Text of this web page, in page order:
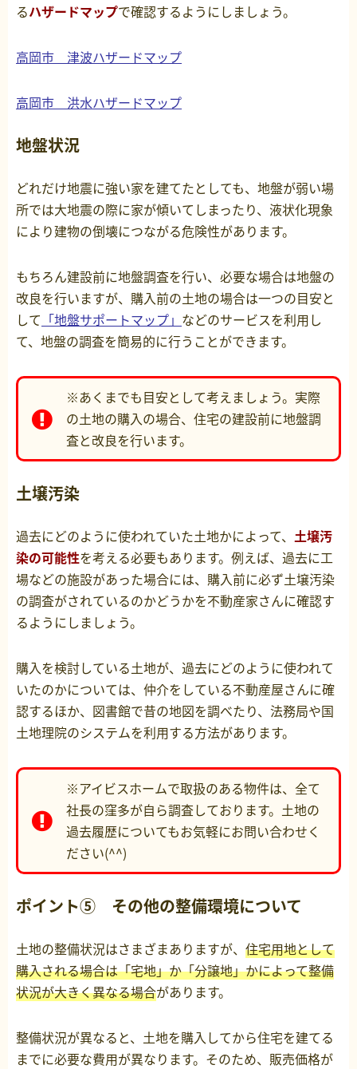
るハザードマップで確認するようにしましょう。
高岡市 津波ハザードマップ
高岡市 洪水ハザードマップ
地盤状況
どれだけ地震に強い家を建てたとしても、地盤が弱い場
所では大地震の際に家が傾いてしまったり、液状化現象
により建物の倒壊につながる危険性があります。
もちろん建設前に地盤調査を行い、必要な場合は地盤の
改良を行いますが、購入前の土地の場合は一つの目安と
して 「地盤サポートマップ」 などのサービスを利用し
て、地盤の調査を簡易的に行うことができます。
※あくまでも目安として考えましょう。実際
の土地の購入の場合、住宅の建設前に地盤調
査と改良を行います。
土壌汚染
過去にどのように使われていた土地かによって、 土壌汚
染の可能性を考える必要もあります。例えば、過去に工
場などの施設があった場合には、購入前に必ず土壌汚染
の調査がされているのかどうかを不動産家さんに確認す
るようにしましょう。
購入を検討している土地が、過去にどのように使われて
いたのかについては、仲介をしている不動産屋さんに確
認するほか、図書館で昔の地図を調べたり、法務局や国
土地理院のシステムを利用する方法があります。
※アイビスホームで取扱のある物件は、全て
社長の窪多が自ら調査しております。土地の
過去履歴についてもお気軽にお問い合わせく
ださい(^^)
ポイント⑤ その他の整備環境について
土地の整備状況はさまざまありますが、 住宅用地として
購入される場合は「宅地」か「分譲地」かによって整備
状況が大きく異なる場合があります。
整備状況が異なると、土地を購入してから住宅を建てる
までに必要な費用が異なります。そのため、販売価格が